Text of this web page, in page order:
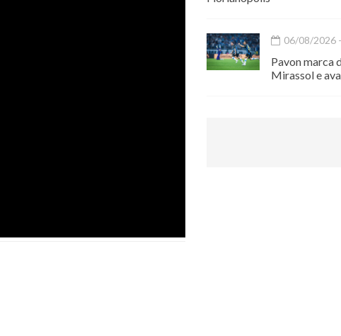
06/08/2026
Pavon marca
Mirassol e